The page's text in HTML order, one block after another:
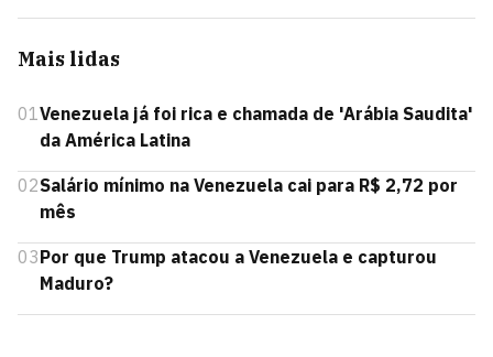
Mais lidas
01Venezuela já foi rica e chamada de 'Arábia Saudita'
da América Latina
02Salário mínimo na Venezuela cai para R$ 2,72 por
mês
03Por que Trump atacou a Venezuela e capturou
Maduro?